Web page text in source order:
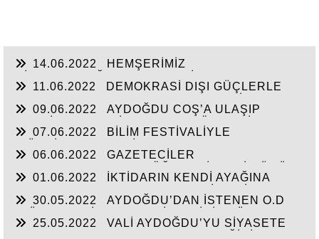
14.06.2022
HEMŞERİMİZ
MÜJDELERİ BEKLİYOR!
11.06.2022
DEMOKRASİ DIŞI GÜÇLERLE
OSMANLI”KALAYCI ŞAMMAS!”
09.06.2022
AYDOĞDU COŞ’A ULAŞIP
HİZMETLERİNE ULAŞMASI!
07.06.2022
BİLİM FESTİVALİYLE
CEVAP”HİZMETE AÇILAN 41 YENİ FABRİKA!!
06.06.2022
GAZETECİLER
CHP FİİLEN YAŞATTI!!!
01.06.2022
İKTİDARIN KENDİ AYAĞINA
SÖZLERİN TUTULMASINDA!!!
30.05.2022
AYDOĞDU’DAN İSTENEN O.D
HAMMADELERE SAHİBİZ!
25.05.2022
VALİ AYDOĞDU’YU SİYASETE